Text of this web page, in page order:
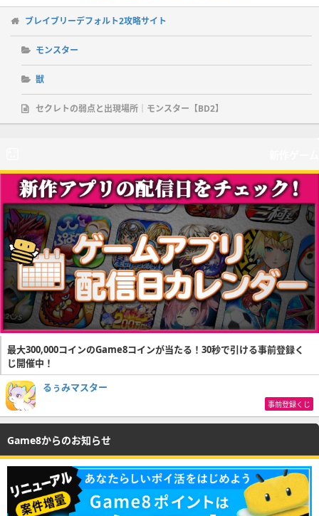
ブレイブリーデフォルト2攻略サイト
モンスター
獣
セクレトの弱点と出現場所｜モンスター【BD2】
最大300,000コインのGame8コインが当たる！30秒で引ける事前登録く
じ開催中！
るぅみマスター
事前登録くじ
Game8からのお知らせ